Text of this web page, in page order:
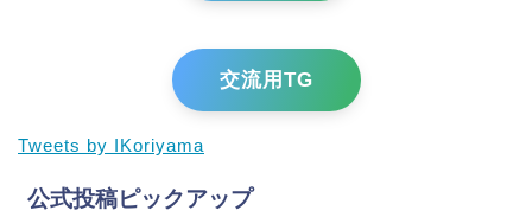
交流用TG
Tweets by IKoriyama
公式投稿ピックアップ